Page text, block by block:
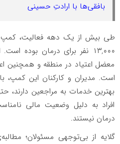
بافقی‌ها با ارادتِ حسینی
طی بیش از یک دهه فعالیت، کمپ
۱۳,۰۰۰ نفر برای درمان بوده
معضل اعتیاد در منطقه و همچنین
است. مدیران و کارکنان این کمپ،
بهترین خدمات به مراجعین دارند،
افراد به دلیل وضعیت مالی
درمان نیستند.
گلایه از بی‌توجهی مسئولان؛